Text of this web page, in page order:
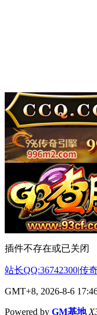
插件不存在或已关闭
站长QQ:36742300|传
GMT+8, 2026-8-6
Powered by GM基地